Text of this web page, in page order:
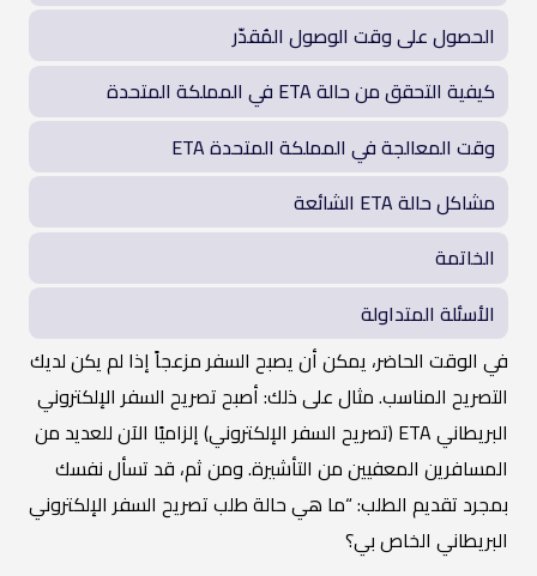
الحصول على وقت الوصول المُقدّر
كيفية التحقق من حالة ETA في المملكة المتحدة
وقت المعالجة في المملكة المتحدة ETA
مشاكل حالة ETA الشائعة
الخاتمة
الأسئلة المتداولة
في الوقت الحاضر، يمكن أن يصبح السفر مزعجاً إذا لم يكن لديك
التصريح المناسب. مثال على ذلك: أصبح تصريح السفر الإلكتروني
البريطاني ETA (تصريح السفر الإلكتروني) إلزاميًا الآن للعديد من
المسافرين المعفيين من التأشيرة. ومن ثم، قد تسأل نفسك
بمجرد تقديم الطلب: “ما هي حالة طلب تصريح السفر الإلكتروني
البريطاني الخاص بي؟